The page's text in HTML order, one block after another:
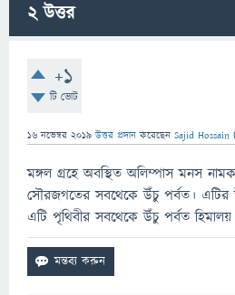
2উত্তর
+1
টি ভোট
16 নভেম্বর 2019 উত্তর প্রদান করেছেন Sajid Hossain (
মঙ্গল গ্রহে অবস্থিত অলিম্পাস মনস
সৌরজগতের সবথেকে উঁচু পর্বত। এটির
এটি পৃথিবীর সবথেকে উঁচু পর্বত